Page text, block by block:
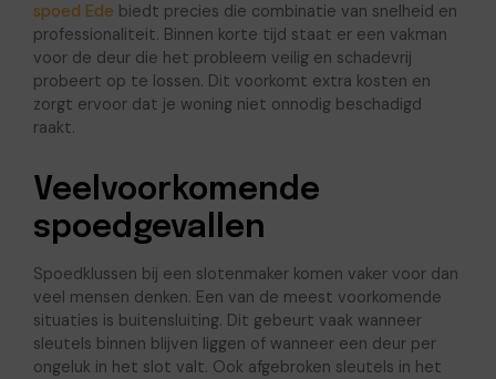
spoed Ede biedt precies die combinatie van snelheid en
professionaliteit. Binnen korte tijd staat er een vakman
voor de deur die het probleem veilig en schadevrij
probeert op te lossen. Dit voorkomt extra kosten en
zorgt ervoor dat je woning niet onnodig beschadigd
raakt.
Veelvoorkomende
spoedgevallen
Spoedklussen bij een slotenmaker komen vaker voor dan
veel mensen denken. Een van de meest voorkomende
situaties is buitensluiting. Dit gebeurt vaak wanneer
sleutels binnen blijven liggen of wanneer een deur per
ongeluk in het slot valt. Ook afgebroken sleutels in het